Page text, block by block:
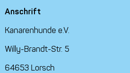
Anschrift
Kanarenhunde e.V.
Willy-Brandt-Str. 5
64653 Lorsch